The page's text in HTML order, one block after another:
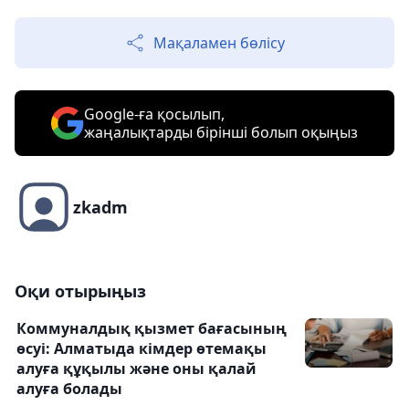
Мақаламен бөлісу
Google-ға қосылып,
жаңалықтарды бірінші болып оқыңыз
zkadm
Оқи отырыңыз
Коммуналдық қызмет бағасының
өсуі: Алматыда кімдер өтемақы
алуға құқылы және оны қалай
алуға болады